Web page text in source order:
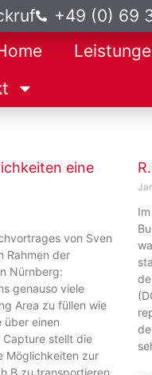
+49 (0) 69
eine
von Sven
Rahmen der
Nürnberg:
genauso viele
Area zu füllen wie
über einen
Capture stellt die
Möglichkeiten zur
B zu transportieren.